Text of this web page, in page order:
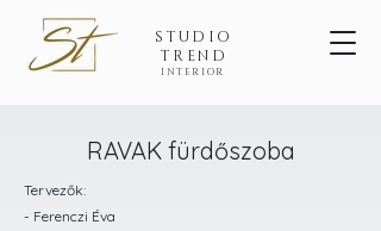
STUDIO
TREND
INTERIOR
RAVAK fürdőszoba
Tervezők:
- Ferenczi Éva